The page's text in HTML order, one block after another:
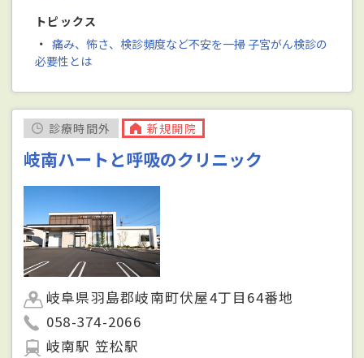
トピックス
・ 痛み、怖さ、検診頻度など不安を一掃 子宮がん検診の
必要性とは
診療時間外 新規開院
岐南ハートと呼吸のクリニック
岐阜県羽島郡岐南町伏屋4丁目64番地
058-374-2066
岐南駅 笠松駅